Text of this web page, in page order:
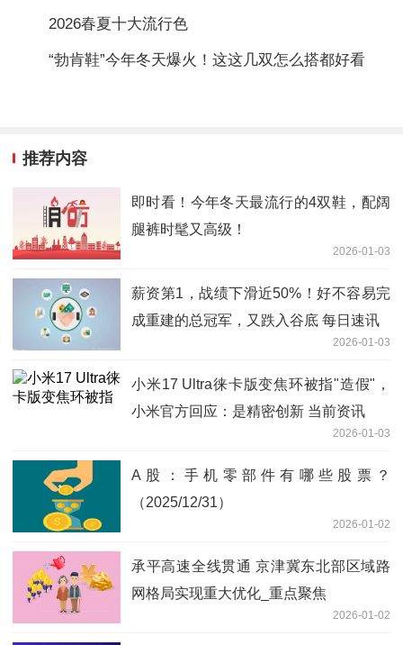
2026春夏十大流行色
“勃肯鞋”今年冬天爆火！这这几双怎么搭都好看
推荐内容
即时看！今年冬天最流行的4双鞋，配阔
腿裤时髦又高级！
2026-01-03
薪资第1，战绩下滑近50%！好不容易完
成重建的总冠军，又跌入谷底 每日速讯
2026-01-03
小米17 Ultra徕卡版变焦环被指"造假"，
小米官方回应：是精密创新 当前资讯
2026-01-03
A股：手机零部件有哪些股票？
（2025/12/31）
2026-01-02
承平高速全线贯通 京津冀东北部区域路
网格局实现重大优化_重点聚焦
2026-01-02